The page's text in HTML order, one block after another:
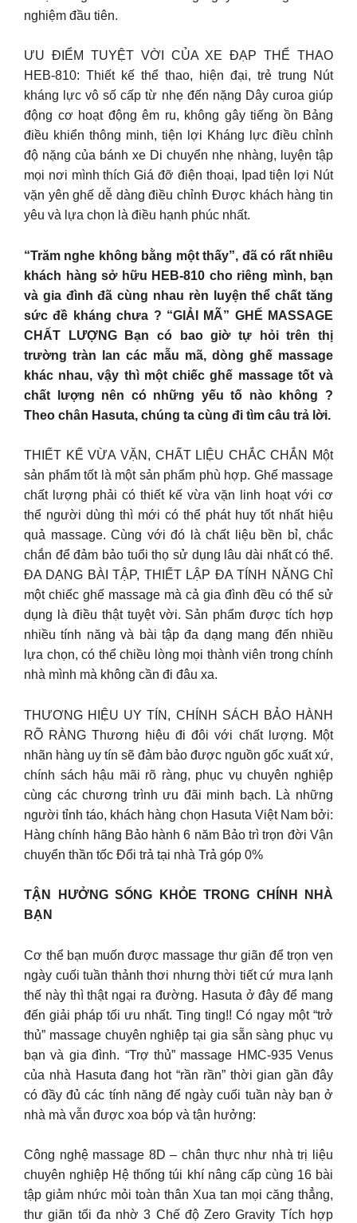
nghiệm đầu tiên.
ƯU ĐIỂM TUYỆT VỜI CỦA XE ĐẠP THỂ THAO
HEB-810: Thiết kế thể thao, hiện đại, trẻ trung Nút
kháng lực vô số cấp từ nhẹ đến nặng Dây curoa giúp
động cơ hoạt động êm ru, không gây tiếng ồn Bảng
điều khiển thông minh, tiện lợi Kháng lực điều chỉnh
độ nặng của bánh xe Di chuyển nhẹ nhàng, luyện tập
mọi nơi mình thích Giá đỡ điện thoại, Ipad tiện lợi Nút
vặn yên ghế dễ dàng điều chỉnh Được khách hàng tin
yêu và lựa chọn là điều hạnh phúc nhất.
“Trăm nghe không bằng một thấy”, đã có rất nhiều
khách hàng sở hữu HEB-810 cho riêng mình, bạn
và gia đình đã cùng nhau rèn luyện thể chất tăng
sức đề kháng chưa ? “GIẢI MÃ” GHẾ MASSAGE
CHẤT LƯỢNG Bạn có bao giờ tự hỏi trên thị
trường tràn lan các mẫu mã, dòng ghế massage
khác nhau, vậy thì một chiếc ghế massage tốt và
chất lượng nên có những yếu tố nào không ?
Theo chân Hasuta, chúng ta cùng đi tìm câu trả lời.
THIẾT KẾ VỪA VẶN, CHẤT LIỆU CHẮC CHẮN Một
sản phẩm tốt là một sản phẩm phù hợp. Ghế massage
chất lượng phải có thiết kế vừa vặn linh hoạt với cơ
thể người dùng thì mới có thể phát huy tốt nhất hiệu
quả massage. Cùng với đó là chất liệu bền bỉ, chắc
chắn để đảm bảo tuổi thọ sử dụng lâu dài nhất có thể.
ĐA DẠNG BÀI TẬP, THIẾT LẬP ĐA TÍNH NĂNG Chỉ
một chiếc ghế massage mà cả gia đình đều có thể sử
dụng là điều thật tuyệt vời. Sản phẩm được tích hợp
nhiều tính năng và bài tập đa dạng mang đến nhiều
lựa chọn, có thể chiều lòng mọi thành viên trong chính
nhà mình mà không cần đi đâu xa.
THƯƠNG HIỆU UY TÍN, CHÍNH SÁCH BẢO HÀNH
RÕ RÀNG Thương hiệu đi đôi với chất lượng. Một
nhãn hàng uy tín sẽ đảm bảo được nguồn gốc xuất xứ,
chính sách hậu mãi rõ ràng, phục vụ chuyên nghiệp
cùng các chương trình ưu đãi minh bạch. Là những
người tỉnh táo, khách hàng chọn Hasuta Việt Nam bởi:
Hàng chính hãng Bảo hành 6 năm Bảo trì trọn đời Vận
chuyển thần tốc Đổi trả tại nhà Trả góp 0%
TẬN HƯỞNG SỐNG KHỎE TRONG CHÍNH NHÀ
BẠN
Cơ thể bạn muốn được massage thư giãn để trọn vẹn
ngày cuối tuần thảnh thơi nhưng thời tiết cứ mưa lạnh
thế này thì thật ngại ra đường. Hasuta ở đây để mang
đến giải pháp tối ưu nhất. Ting ting!! Có ngay một “trở
thủ” massage chuyên nghiệp tại gia sẵn sàng phục vụ
bạn và gia đình. “Trợ thủ” massage HMC-935 Venus
của nhà Hasuta đang hot “rần rần” thời gian gần đây
có đầy đủ các tính năng để ngày cuối tuần này bạn ở
nhà mà vẫn được xoa bóp và tận hưởng:
Công nghệ massage 8D – chân thực như nhà trị liệu
chuyên nghiệp Hệ thống túi khí nâng cấp cùng 16 bài
tập giảm nhức mỏi toàn thân Xua tan mọi căng thẳng,
thư giãn tối đa nhờ 3 Chế độ Zero Gravity Tích hợp